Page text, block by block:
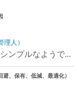
人）
ンプルなようで...
、保有、低減、最適化）